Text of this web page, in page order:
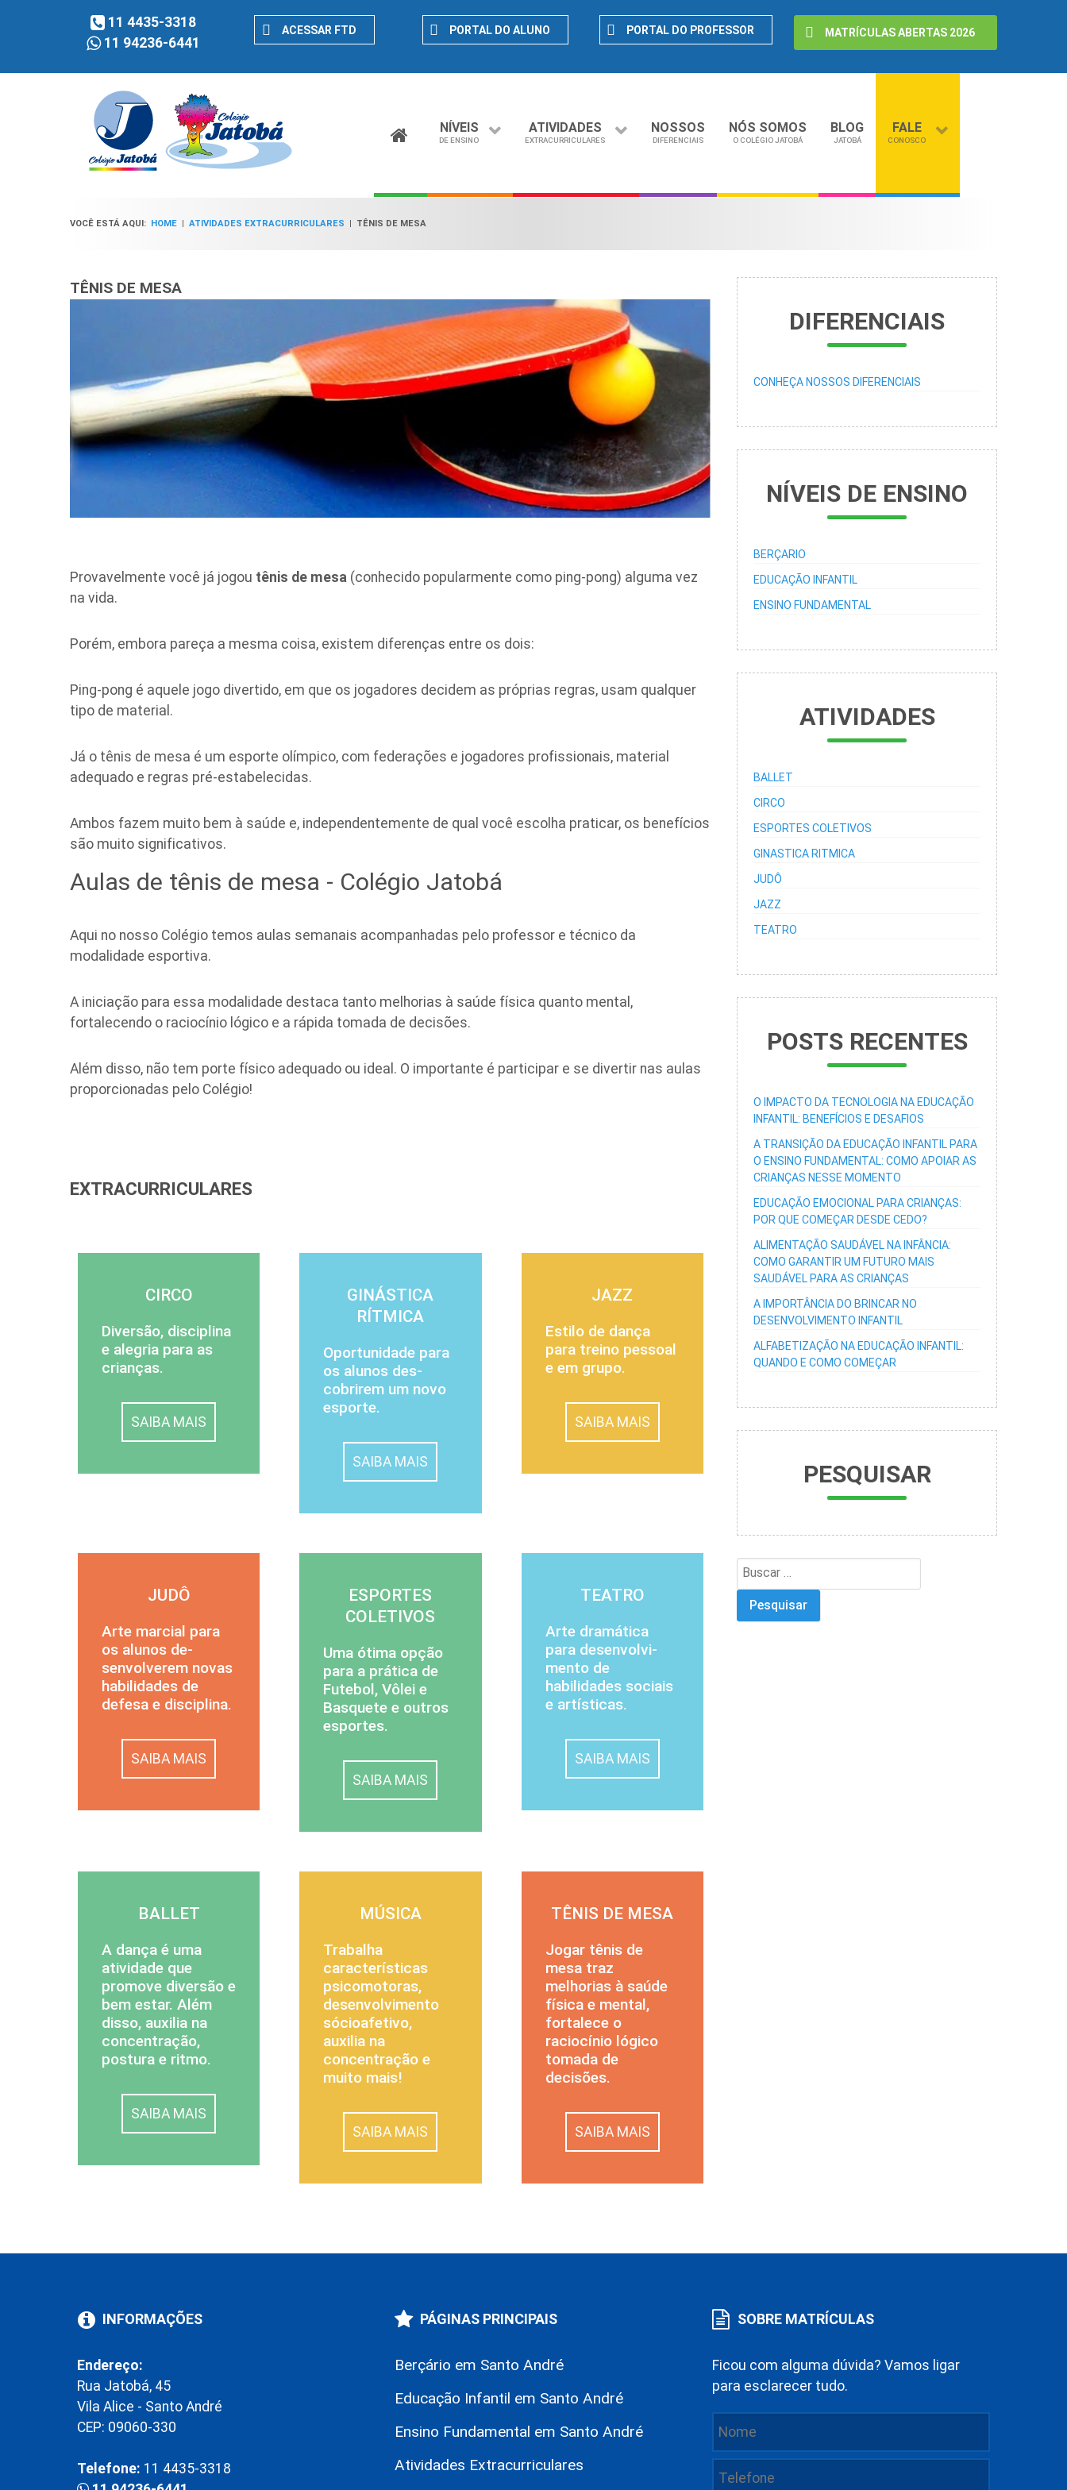
11 4435-3318
11 94236-6441
ACESSAR FTD PORTAL DO ALUNO PORTAL DO PROFESSOR MATRÍCULAS ABERTAS 2026
NÍVEIS
DE ENSINO
ATIVIDADES
EXTRACURRICULARES
NOSSOS
DIFERENCIAIS
NÓS SOMOS
O COLÉGIO JATOBÁ
BLOG
JATOBÁ
FALE
CONOSCO
VOCÊ ESTÁ AQUI: HOME | ATIVIDADES EXTRACURRICULARES | TÊNIS DE MESA
TÊNIS DE MESA
Provavelmente você já jogou tênis de mesa (conhecido popularmente como ping-pong) alguma vez
na vida.
Porém, embora pareça a mesma coisa, existem diferenças entre os dois:
Ping-pong é aquele jogo divertido, em que os jogadores decidem as próprias regras, usam qualquer
tipo de material.
Já o tênis de mesa é um esporte olímpico, com federações e jogadores profissionais, material
adequado e regras pré-estabelecidas.
Ambos fazem muito bem à saúde e, independentemente de qual você escolha praticar, os benefícios
são muito significativos.
Aulas de tênis de mesa - Colégio Jatobá
Aqui no nosso Colégio temos aulas semanais acompanhadas pelo professor e técnico da
modalidade esportiva.
A iniciação para essa modalidade destaca tanto melhorias à saúde física quanto mental,
fortalecendo o raciocínio lógico e a rápida tomada de decisões.
Além disso, não tem porte físico adequado ou ideal. O importante é participar e se divertir nas aulas
proporcionadas pelo Colégio!
EXTRACURRICULARES
CIRCO
Diversão, disciplina
e alegria para as
crianças.
SAIBA MAIS
GINÁSTICA
RÍTMICA
Oportunidade para
os alunos des­
cobrirem um novo
esporte.
SAIBA MAIS
JAZZ
Estilo de dança
para treino pes­soal
e em grupo.
SAIBA MAIS
JUDÔ
Arte marcial para
os alunos de­
senvolverem novas
ha­bilidades de
defesa e dis­ciplina.
SAIBA MAIS
ESPORTES
COLETIVOS
Uma ótima opção
para a prática de
Futebol, Vôlei e
Basquete e outros
esportes.
SAIBA MAIS
TEATRO
Arte dramática
para de­sen­vol­vi­
mento de
habilidades sociais
e artísticas.
SAIBA MAIS
BALLET
A dança é uma
atividade que
promove diversão e
bem estar. Além
disso, auxilia na
concentração,
postura e ritmo.
SAIBA MAIS
MÚSICA
Trabalha
características
psicomotoras,
desenvolvimento
sócioafetivo,
auxilia na
concentração e
muito mais!
SAIBA MAIS
TÊNIS DE MESA
Jogar tênis de
mesa traz
melhorias à saúde
física e mental,
fortalece o
raciocínio lógico
tomada de
decisões.
SAIBA MAIS
DIFERENCIAIS
CONHEÇA NOSSOS DIFERENCIAIS
NÍVEIS DE ENSINO
BERÇARIO
EDUCAÇÃO INFANTIL
ENSINO FUNDAMENTAL
ATIVIDADES
BALLET
CIRCO
ESPORTES COLETIVOS
GINASTICA RITMICA
JUDÔ
JAZZ
TEATRO
POSTS RECENTES
O IMPACTO DA TECNOLOGIA NA EDUCAÇÃO
INFANTIL: BENEFÍCIOS E DESAFIOS
A TRANSIÇÃO DA EDUCAÇÃO INFANTIL PARA
O ENSINO FUNDAMENTAL: COMO APOIAR AS
CRIANÇAS NESSE MOMENTO
EDUCAÇÃO EMOCIONAL PARA CRIANÇAS:
POR QUE COMEÇAR DESDE CEDO?
ALIMENTAÇÃO SAUDÁVEL NA INFÂNCIA:
COMO GARANTIR UM FUTURO MAIS
SAUDÁVEL PARA AS CRIANÇAS
A IMPORTÂNCIA DO BRINCAR NO
DESENVOLVIMENTO INFANTIL
ALFABETIZAÇÃO NA EDUCAÇÃO INFANTIL:
QUANDO E COMO COMEÇAR
PESQUISAR
Search
INFORMAÇÕES
Endereço:
Rua Jatobá, 45
Vila Alice - Santo André
CEP: 09060-330
Telefone: 11 4435-3318
PÁGINAS PRINCIPAIS
Berçário em Santo André
Educação Infantil em Santo André
Ensino Fundamental em Santo André
Atividades Extracurriculares
SOBRE MATRÍCULAS
Ficou com alguma dúvida? Vamos ligar
para esclarecer tudo.